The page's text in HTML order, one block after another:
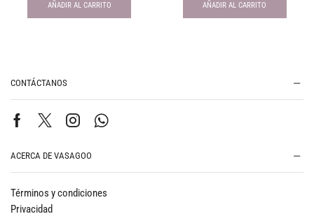
AÑADIR AL CARRITO AÑADIR AL CARRITO
CONTÁCTANOS
ACERCA DE VASAGOO
Términos y condiciones
Privacidad